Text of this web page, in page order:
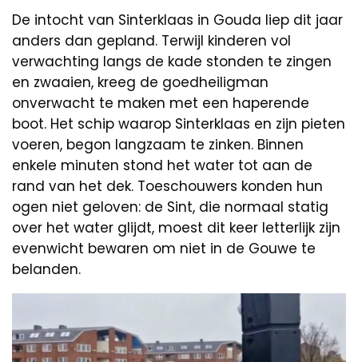
De intocht van Sinterklaas in Gouda liep dit jaar
anders dan gepland. Terwijl kinderen vol
verwachting langs de kade stonden te zingen
en zwaaien, kreeg de goedheiligman
onverwacht te maken met een haperende
boot. Het schip waarop Sinterklaas en zijn pieten
voeren, begon langzaam te zinken. Binnen
enkele minuten stond het water tot aan de
rand van het dek. Toeschouwers konden hun
ogen niet geloven: de Sint, die normaal statig
over het water glijdt, moest dit keer letterlijk zijn
evenwicht bewaren om niet in de Gouwe te
belanden.